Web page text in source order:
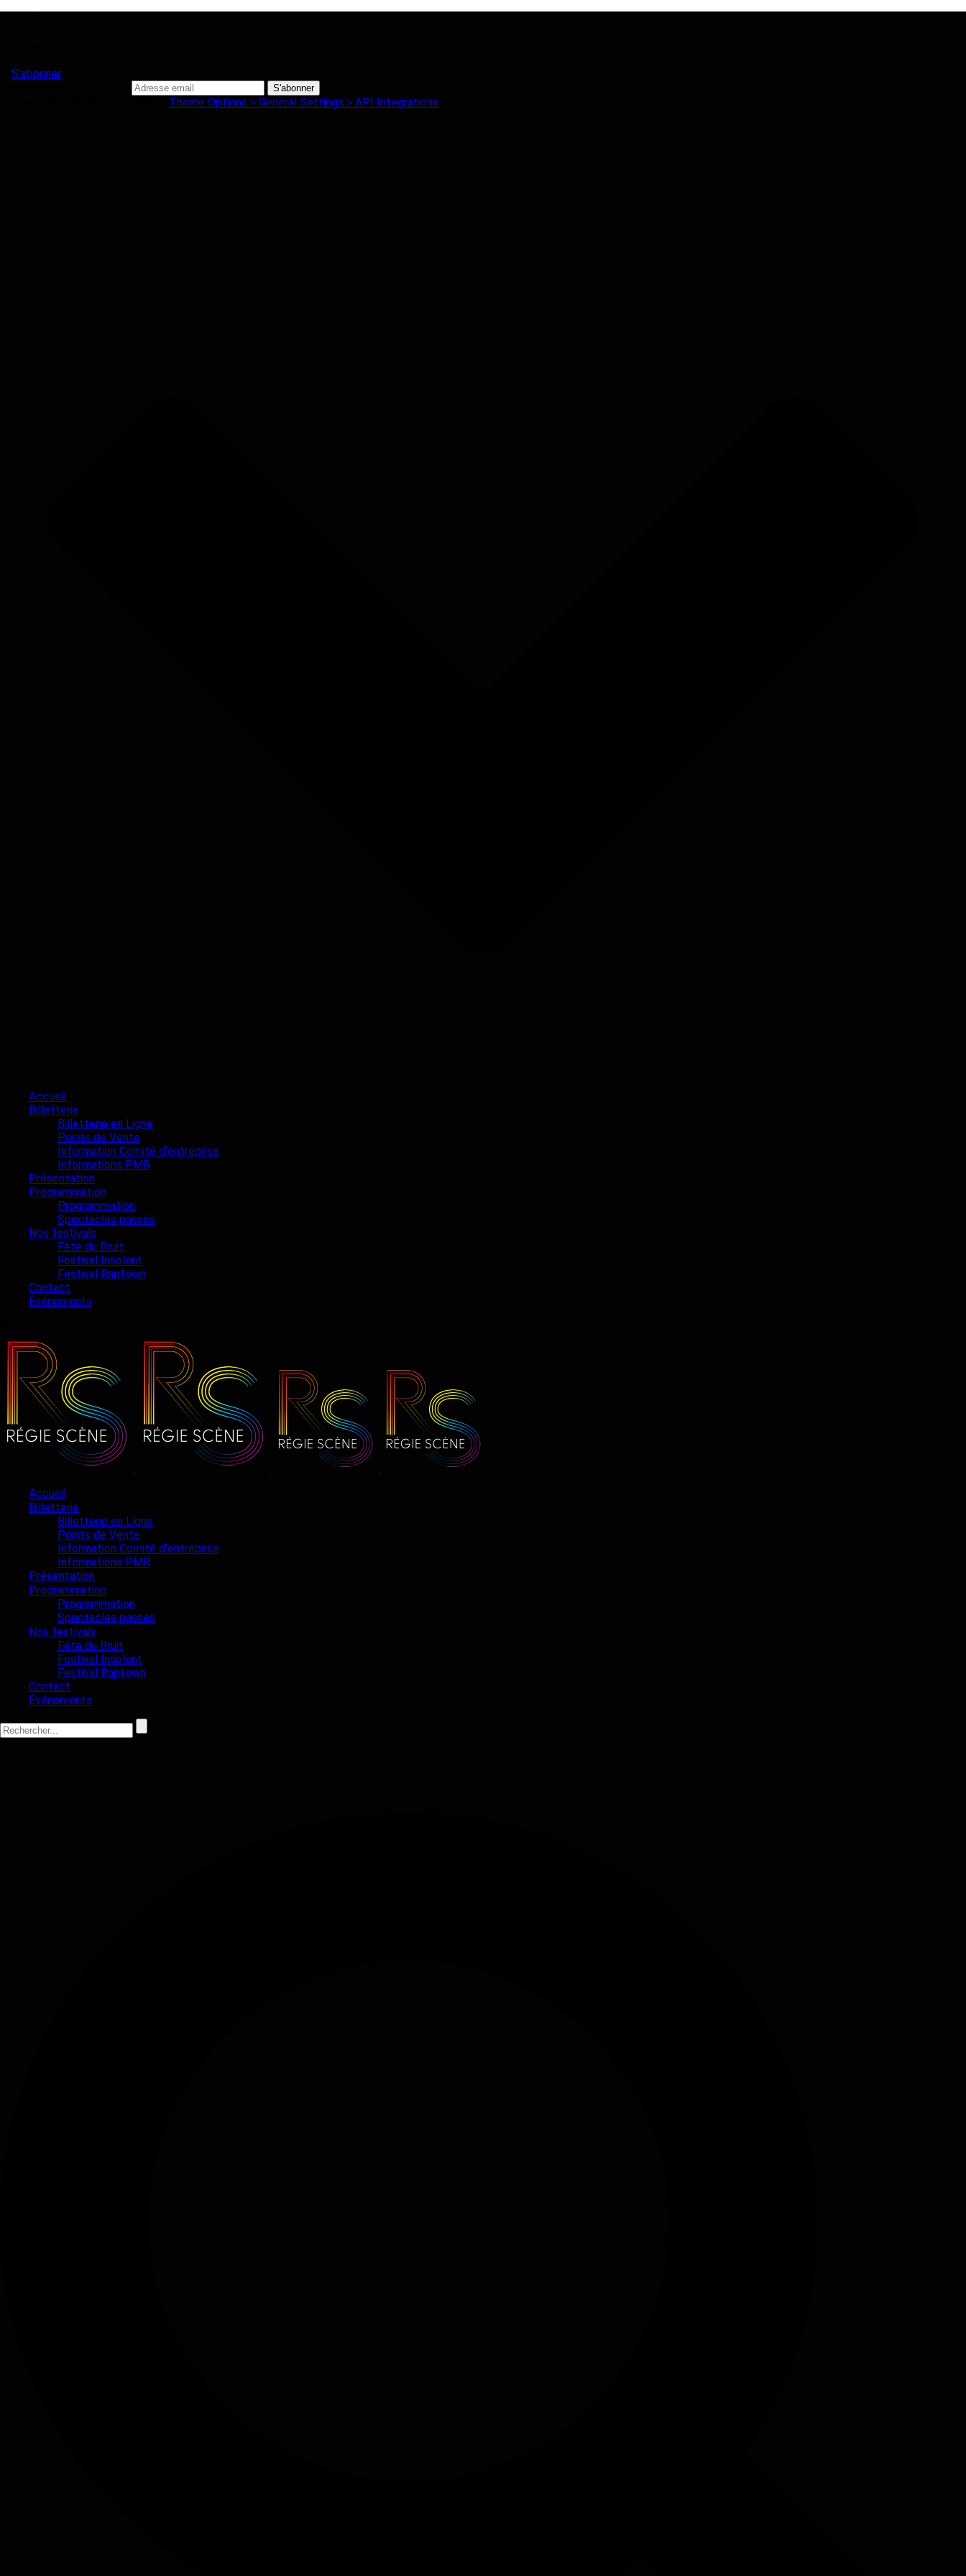
S'abonner
Theme Options > General Settings > API Integrations
Accueil
Billetterie
Billetterie en Ligne
Points de Vente
Information Comité d’entreprise
Informations PMR
Présentation
Programmation
Programmation
Spectacles passés
Nos festivals
Fête du Bruit
Festival Insolent
Festival Raptown
Contact
Événements
Accueil
Billetterie
Billetterie en Ligne
Points de Vente
Information Comité d’entreprise
Informations PMR
Présentation
Programmation
Programmation
Spectacles passés
Nos festivals
Fête du Bruit
Festival Insolent
Festival Raptown
Contact
Événements